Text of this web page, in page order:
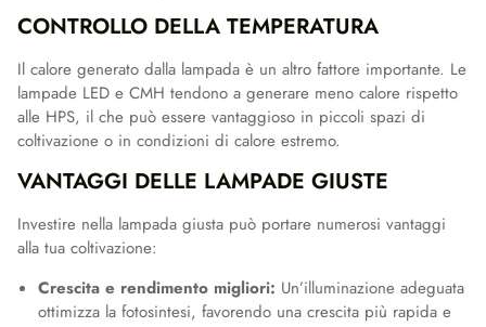
CONTROLLO DELLA TEMPERATURA
Il calore generato dalla lampada è un altro fattore importante. Le
lampade LED e CMH tendono a generare meno calore rispetto
alle HPS, il che può essere vantaggioso in piccoli spazi di
coltivazione o in condizioni di calore estremo.
VANTAGGI DELLE LAMPADE GIUSTE
Investire nella lampada giusta può portare numerosi vantaggi
alla tua coltivazione:
Crescita e rendimento migliori: Un’illuminazione adeguata
ottimizza la fotosintesi, favorendo una crescita più rapida e